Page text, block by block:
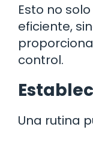
Esto no
eficiente,
control.
Una rutina